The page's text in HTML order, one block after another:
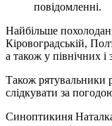
повідомленні.
Найбільше
Кіровоградській,
а також у північних і
Також рятувальники
слідкувати за
Синоптикиня